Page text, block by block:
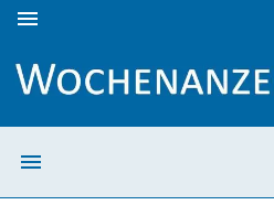
menu
menu